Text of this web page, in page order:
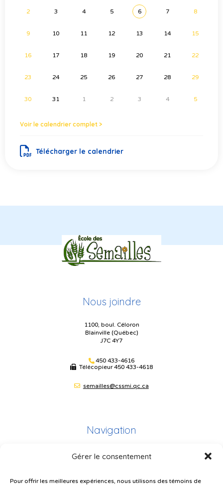
Gérer le consentement
Pour offrir les meilleures expériences, nous utilisons des témoins de
2 3 4 5 6 7 8
9 10 11 12 13 14 15
16 17 18 19 20 21 22
23 24 25 26 27 28 29
30 31 1 2 3 4 5
Voir le calendrier complet >
Télécharger le calendrier
Nous joindre
1100, boul. Céloron
Blainville (Québec)
J7C 4Y7
450 433-4616
Télécopieur450 433-4618
semailles@cssmi.qc.ca
Navigation
Plan du site